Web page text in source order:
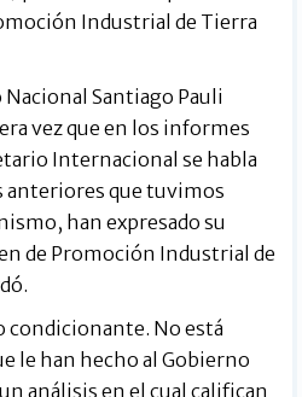
Industrial de Tierra
Santiago Pauli
vez que en los informes
Internacional se habla
anteriores que tuvimos
han expresado su
de Promoción Industrial de
condicionante. No está
le han hecho al Gobierno
análisis en el cual califican